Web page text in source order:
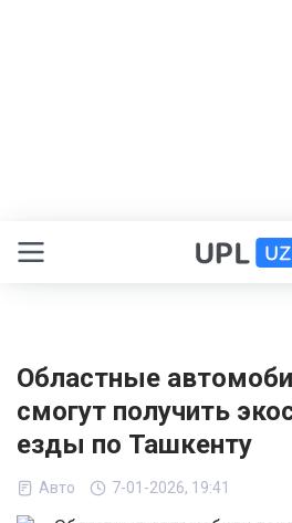
Областные
смогут получить
езды по Ташкенту
Авто 7-01-2026, 19:41